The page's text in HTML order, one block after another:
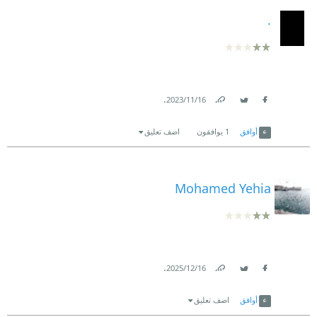
.
16‏/11‏/2023
.
أوافق 1 يوافقون اضف تعليق
Mohamed Yehia
16‏/12‏/2025
.
أوافق اضف تعليق